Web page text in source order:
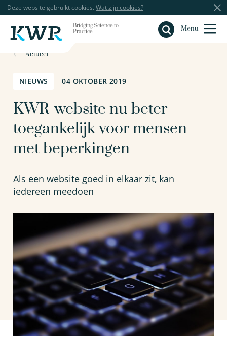
Deze website gebruikt cookies. Wat zijn cookies?
Bridging Science to
Practice
Menu
Sluiten
Actueel
NIEUWS 04 OKTOBER 2019
KWR-website nu beter
toegankelijk voor mensen
met beperkingen
Als een website goed in elkaar zit, kan
iedereen meedoen